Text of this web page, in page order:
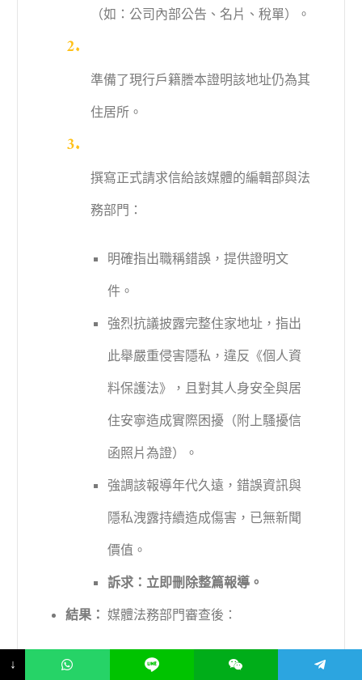
（如：公司內部公告、名片、稅單）。
準備了現行戶籍謄本證明該地址仍為其
住居所。
撰寫正式請求信給該媒體的編輯部與法
務部門：
明確指出職稱錯誤，提供證明文
件。
強烈抗議披露完整住家地址，指出
此舉嚴重侵害隱私，違反《個人資
料保護法》，且對其人身安全與居
住安寧造成實際困擾（附上騷擾信
函照片為證）。
強調該報導年代久遠，錯誤資訊與
隱私洩露持續造成傷害，已無新聞
價值。
訴求：立即刪除整篇報導。
結果： 媒體法務部門審查後：
確認職稱確有錯誤。
↓